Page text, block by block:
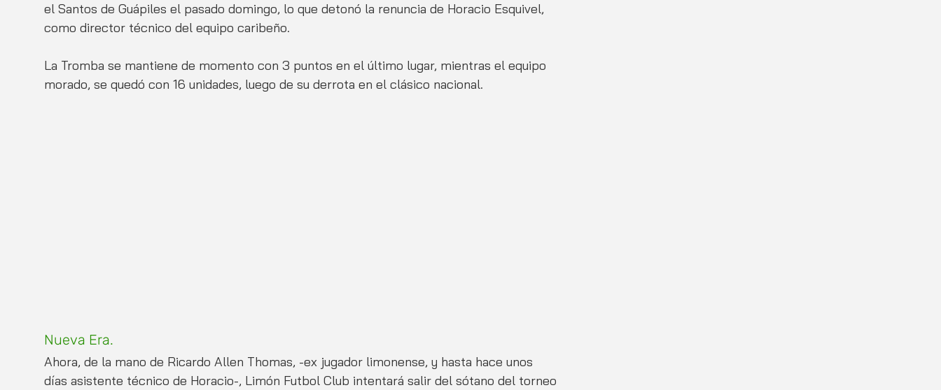
el Santos de Guápiles el pasado domingo, lo que detonó la renuncia de Horacio Esquivel,
como director técnico del equipo caribeño.
La Tromba se mantiene de momento con 3 puntos en el último lugar, mientras el equipo
morado, se quedó con 16 unidades, luego de su derrota en el clásico nacional.
Nueva Era.
Ahora, de la mano de Ricardo Allen Thomas, -ex jugador limonense, y hasta hace unos
días asistente técnico de Horacio-, Limón Futbol Club intentará salir del sótano del torneo